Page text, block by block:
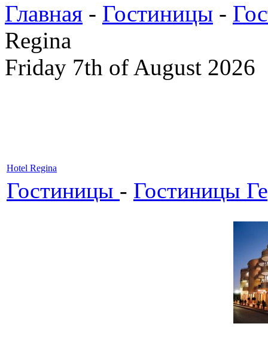
Главная - Гостиницы -
Regina
Friday 7th of August 2026
Hotel Regina
Гостиницы - Гостиницы